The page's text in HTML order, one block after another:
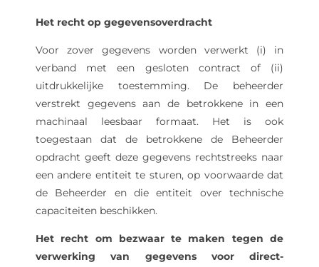
Het recht op gegevensoverdracht
Voor zover gegevens worden verwerkt (i) in
verband met een gesloten contract of (ii)
uitdrukkelijke toestemming. De beheerder
verstrekt gegevens aan de betrokkene in een
machinaal leesbaar formaat. Het is ook
toegestaan ​​dat de betrokkene de Beheerder
opdracht geeft deze gegevens rechtstreeks naar
een andere entiteit te sturen, op voorwaarde dat
de Beheerder en die entiteit over technische
capaciteiten beschikken.
Het recht om bezwaar te maken tegen de
verwerking van gegevens voor direct-